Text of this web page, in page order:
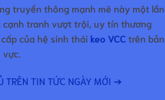
truyền thông mạnh mẽ này một lần
cạnh tranh vượt trội, uy tín thương
của hệ sinh thái keo VCC trên bản
TIN TỨC NGÀY MỚI ➔